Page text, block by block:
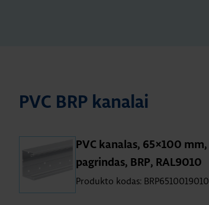
PVC BRP kanalai
PVC kanalas, 65×100 mm,
pagrindas, BRP, RAL9010
Produkto kodas: BRP6510019010